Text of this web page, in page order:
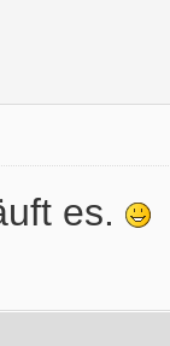
es.